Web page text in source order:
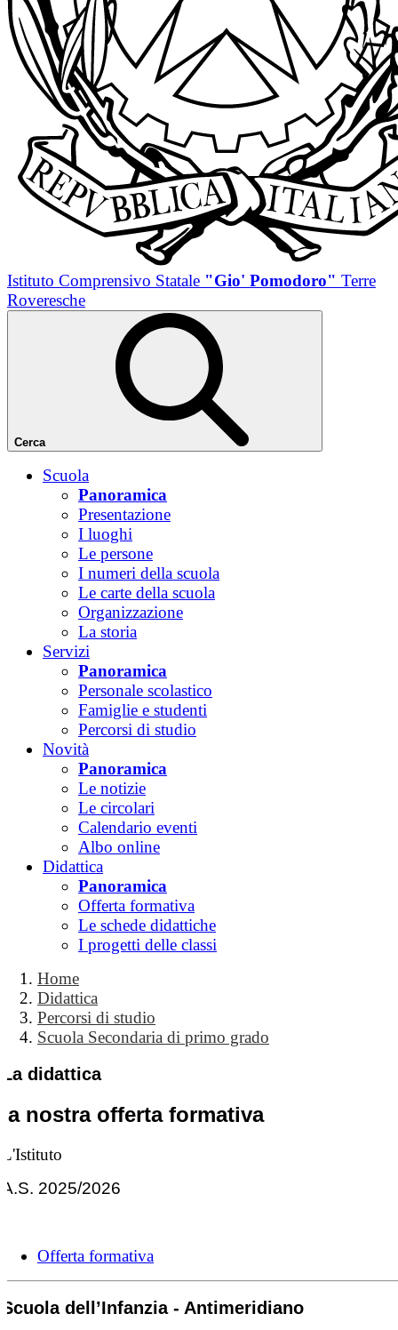
Istituto Comprensivo Statale "Gio' Pomodoro" Terre
Roveresche
Cerca
Scuola
Panoramica
Presentazione
I luoghi
Le persone
I numeri della scuola
Le carte della scuola
Organizzazione
La storia
Servizi
Panoramica
Personale scolastico
Famiglie e studenti
Percorsi di studio
Novità
Panoramica
Le notizie
Le circolari
Calendario eventi
Albo online
Didattica
Panoramica
Offerta formativa
Le schede didattiche
I progetti delle classi
Home
Didattica
Percorsi di studio
Scuola Secondaria di primo grado
La didattica
la nostra offerta formativa
L'Istituto
A.S. 2025/2026
Offerta formativa
Scuola dell’Infanzia - Antimeridiano